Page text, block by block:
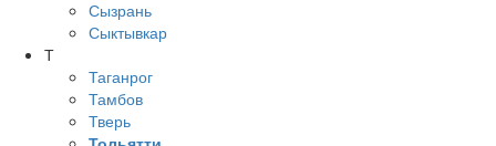
Сызрань
Сыктывкар
Т
Таганрог
Тамбов
Тверь